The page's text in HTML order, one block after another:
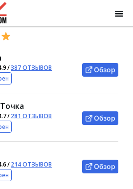
/387 ОТЗЫВОВ
Обзор
/281 ОТЗЫВОВ
Обзор
/214 ОТЗЫВОВ
Обзор